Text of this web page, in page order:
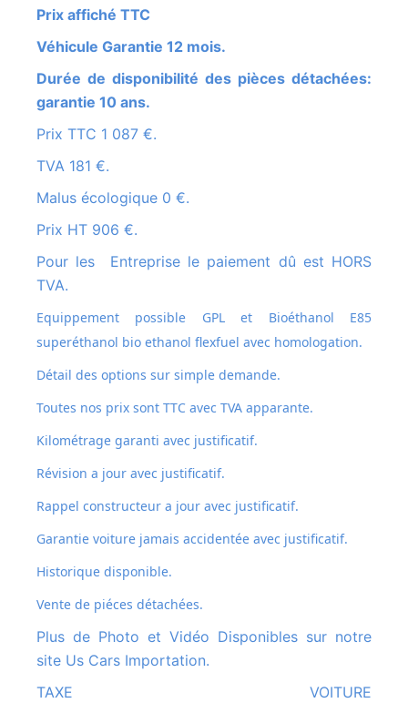
Prix affiché TTC
Véhicule Garantie 12 mois.
Durée de disponibilité des pièces détachées:
garantie 10 ans.
Prix TTC 1 087 €.
TVA 181 €.
Malus écologique 0 €.
Prix HT 906 €.
Pour les Entreprise le paiement dû est HORS
TVA.
Equippement possible GPL et Bioéthanol E85
superéthanol bio ethanol flexfuel avec homologation.
Détail des options sur simple demande.
Toutes nos prix sont TTC avec TVA apparante.
Kilométrage garanti avec justificatif.
Révision a jour avec justificatif.
Rappel constructeur a jour avec justificatif.
Garantie voiture jamais accidentée avec justificatif.
Historique disponible.
Vente de piéces détachées.
Plus de Photo et Vidéo Disponibles sur notre
site Us Cars Importation.
TAXE VOITURE